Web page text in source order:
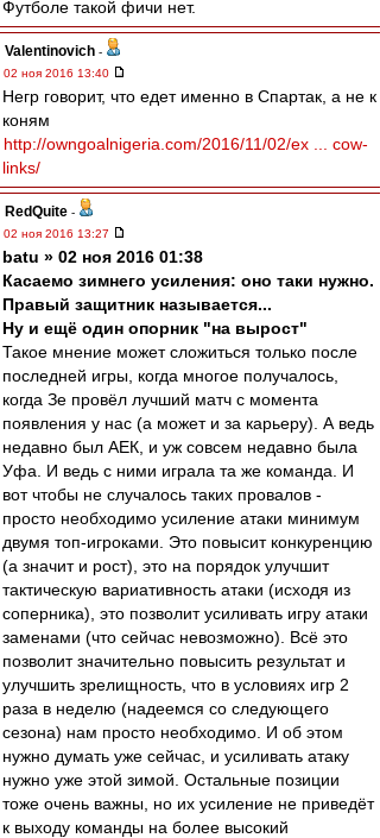
Футболе такой фичи нет.
Valentinovich -
02 ноя 2016 13:40
Негр говорит, что едет именно в Спартак, а не к
коням
http://owngoalnigeria.com/2016/11/02/ex ... cow-
links/
RedQuite -
02 ноя 2016 13:27
batu » 02 ноя 2016 01:38
Касаемо зимнего усиления: оно таки нужно.
Правый защитник называется...
Ну и ещё один опорник "на вырост"
Такое мнение может сложиться только после
последней игры, когда многое получалось,
когда Зе провёл лучший матч с момента
появления у нас (а может и за карьеру). А ведь
недавно был АЕК, и уж совсем недавно была
Уфа. И ведь с ними играла та же команда. И
вот чтобы не случалось таких провалов -
просто необходимо усиление атаки минимум
двумя топ-игроками. Это повысит конкуренцию
(а значит и рост), это на порядок улучшит
тактическую вариативность атаки (исходя из
соперника), это позволит усиливать игру атаки
заменами (что сейчас невозможно). Всё это
позволит значительно повысить результат и
улучшить зрелищность, что в условиях игр 2
раза в неделю (надеемся со следующего
сезона) нам просто необходимо. И об этом
нужно думать уже сейчас, и усиливать атаку
нужно уже этой зимой. Остальные позиции
тоже очень важны, но их усиление не приведёт
к выходу команды на более высокий